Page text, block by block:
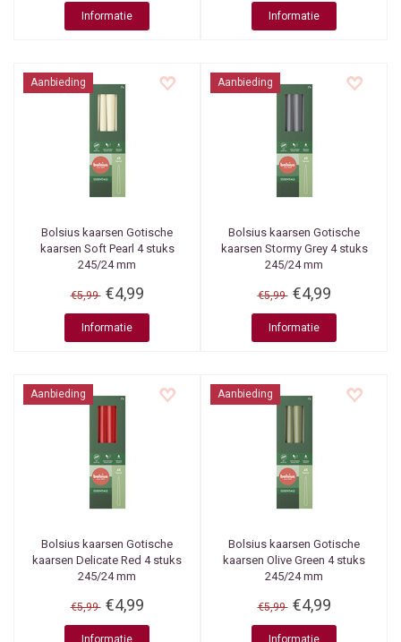
Informatie Informatie
Aanbieding
Bolsius kaarsen Gotische
kaarsen Soft Pearl 4 stuks
245/24 mm
€5,99 €4,99
Informatie
Aanbieding
Bolsius kaarsen Gotische
kaarsen Stormy Grey 4 stuks
245/24 mm
€5,99 €4,99
Informatie
Aanbieding
Bolsius kaarsen Gotische
kaarsen Delicate Red 4 stuks
245/24 mm
€5,99 €4,99
Informatie
Aanbieding
Bolsius kaarsen Gotische
kaarsen Olive Green 4 stuks
245/24 mm
€5,99 €4,99
Informatie